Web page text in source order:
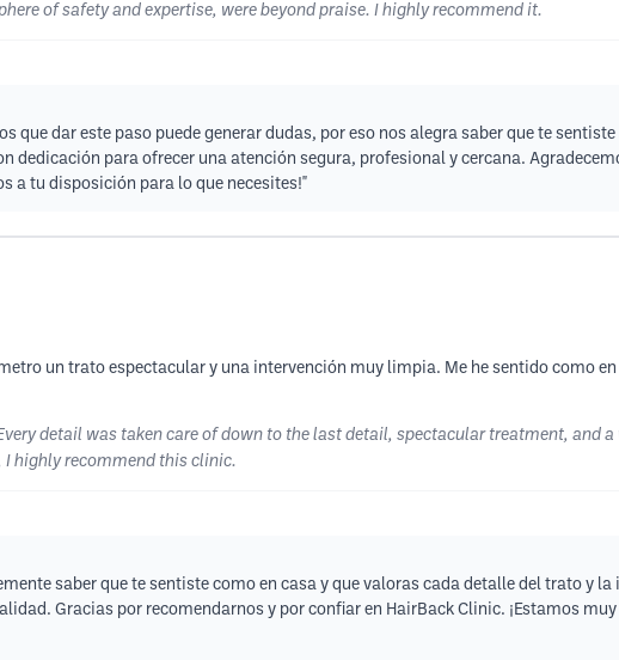
of safety and expertise, were beyond praise. I highly recommend it.
que dar este paso puede generar dudas, por eso nos alegra saber que te
dedicación para ofrecer una atención segura, profesional y cercana.
a tu disposición para lo que necesites!"
un trato espectacular y una intervención muy limpia. Me he sentido como
detail was taken care of down to the last detail, spectacular treatment, and
highly recommend this clinic.
saber que te sentiste como en casa y que valoras cada detalle del trato y
Gracias por recomendarnos y por confiar en HairBack Clinic. ¡Estamos